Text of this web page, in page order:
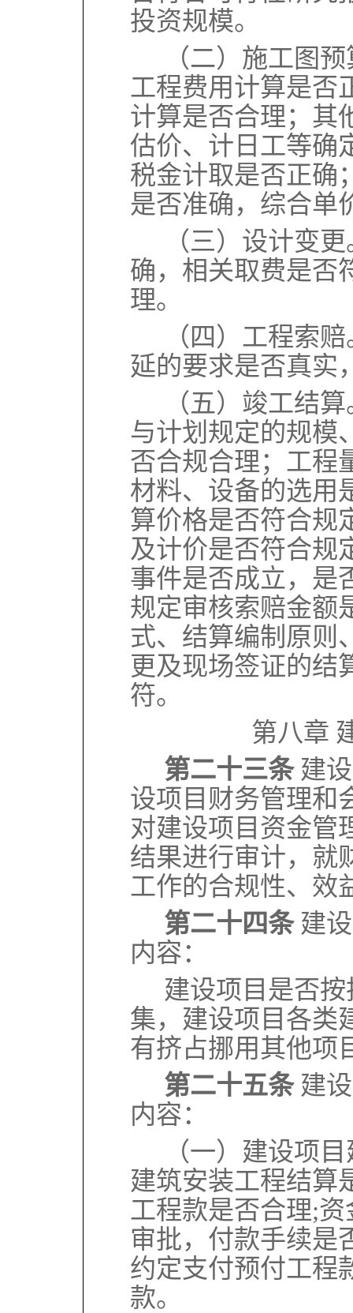
投资规模。
（二）施工图
工程费用计算是否
计算是否合理；其
估价、计日工等确
税金计取是否正确
是否准确，综合单
（三）设计变
确，相关取费是否
理。
（四）工程索
延的要求是否真实
（五）竣工结
与计划规定的规模
否合规合理；工程
材料、设备的选用
算价格是否符合规
及计价是否符合规
事件是否成立，是
规定审核索赔金额
式、结算编制原则
更及现场签证的结
符。
第八章
第二十三条建
设项目财务管理和
对建设项目资金管
结果进行审计，就
工作的合规性、效
第二十四条 建
内容：
建设项目是否
集，建设项目各类
有挤占挪用其他项
第二十五条 建
内容：
（一）建设项
建筑安装工程结算
工程款是否合理;
审批，付款手续是
约定支付预付工程
款。